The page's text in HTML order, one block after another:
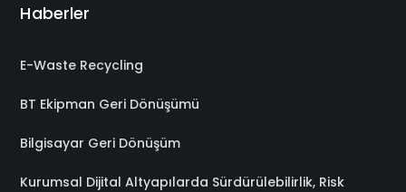
Haberler
E-Waste Recycling
BT Ekipman Geri Dönüşümü
Bilgisayar Geri Dönüşüm
Kurumsal Dijital Altyapılarda Sürdürülebilirlik, Risk